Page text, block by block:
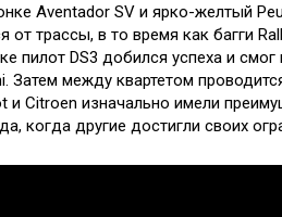
Aventador SV и ярко-желтый
от трассы, в то время как багги
пилот DS3 добился успеха и
Затем между квартетом
и Citroen изначально имели
когда другие достигли своих